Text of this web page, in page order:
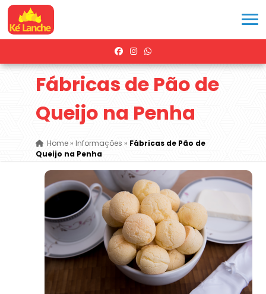
Fábricas de Pão de
Queijo na Penha
Home» Informações » Fábricas de Pão de
Queijo na Penha